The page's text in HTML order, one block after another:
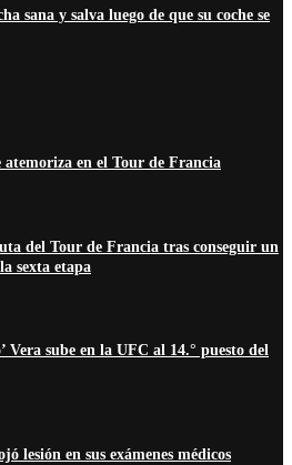
sana y salva luego de que su coche se
atemoriza en el Tour de Francia
del Tour de Francia tras conseguir un
sexta etapa
sube en la UFC al 14.° puesto del
lesión en sus exámenes médicos